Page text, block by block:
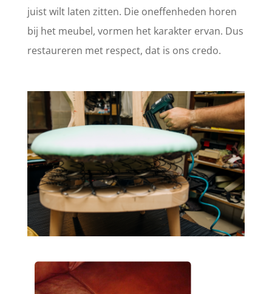
juist wilt laten zitten. Die oneffenheden horen
bij het meubel, vormen het karakter ervan. Dus
restaureren met respect, dat is ons credo.